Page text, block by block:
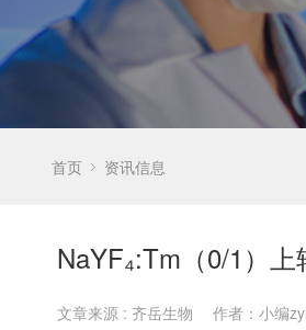
首页 资讯信息
NaYF₄:Tm（0/1）
文章来源 : 齐岳生物 作者：小编zyl